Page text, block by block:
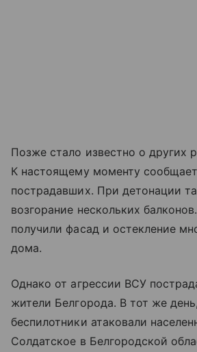
Позже стало известно о других
К настоящему моменту
пострадавших. При детонации
возгорание нескольких
получили фасад и остекление
дома.
Однако от агрессии ВСУ
жители Белгорода. В тот же
беспилотники атаковали
Солдатское в Белгородской